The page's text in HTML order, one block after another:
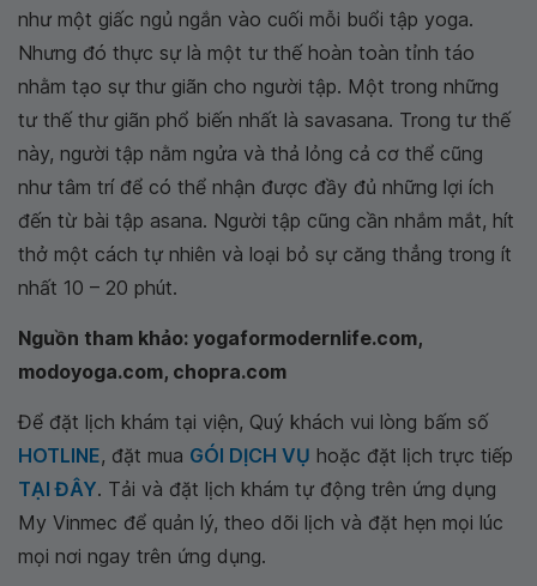
như một giấc ngủ ngắn vào cuối mỗi buổi tập yoga.
Nhưng đó thực sự là một tư thế hoàn toàn tỉnh táo
nhằm tạo sự thư giãn cho người tập. Một trong những
tư thế thư giãn phổ biến nhất là savasana. Trong tư thế
này, người tập nằm ngửa và thả lỏng cả cơ thể cũng
như tâm trí để có thể nhận được đầy đủ những lợi ích
đến từ bài tập asana. Người tập cũng cần nhắm mắt, hít
thở một cách tự nhiên và loại bỏ sự căng thẳng trong ít
nhất 10 – 20 phút.
Nguồn tham khảo: yogaformodernlife.com,
modoyoga.com, chopra.com
Để đặt lịch khám tại viện, Quý khách vui lòng bấm số
HOTLINE, đặt mua GÓI DỊCH VỤ hoặc đặt lịch trực tiếp
TẠI ĐÂY. Tải và đặt lịch khám tự động trên ứng dụng
My Vinmec để quản lý, theo dõi lịch và đặt hẹn mọi lúc
mọi nơi ngay trên ứng dụng.